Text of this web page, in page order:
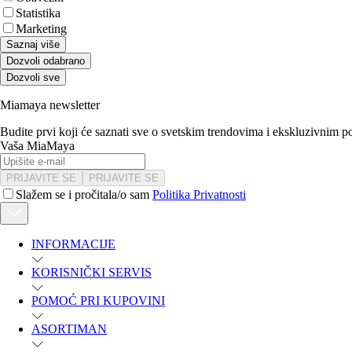
Statistika
Marketing
Saznaj više
Dozvoli odabrano
Dozvoli sve
Miamaya newsletter
Budite prvi koji će saznati sve o svetskim trendovima i ekskluzivnim
Vaša MiaMaya
PRIJAVITE SE PRIJAVITE SE
Slažem se i pročitala/o sam Politika Privatnosti
INFORMACIJE
KORISNIČKI SERVIS
POMOĆ PRI KUPOVINI
ASORTIMAN